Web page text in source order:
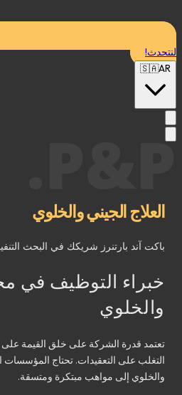
🇸🇦
العلاج الجيني والخلوي
باكت آند بارتنرز شريكك في البحث التنفيذي
خبراء التوظيف في
والخلوي
تعتمد قدرة الشركة على خلق القيمة على
التغلب على التعقيدات. تحتاج المؤسسات
والخلوي إلى مواهب مبتكرة ومتسقة.